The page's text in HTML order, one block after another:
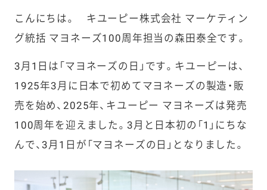
こんにちは。 キユーピー株式会社 マーケティン
グ統括 マヨネーズ100周年担当の森田泰全です。
3月1日は「マヨネーズの日」です。キユーピーは、
1925年3月に日本で初めてマヨネーズの製造・販
売を始め、2025年、キユーピー マヨネーズは発売
100周年を迎えました。3月と日本初の「1」にちな
んで、3月1日が「マヨネーズの日」となりました。